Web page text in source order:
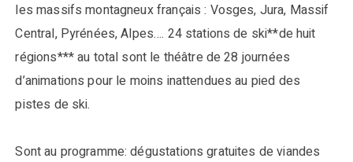
les massifs montagneux français : Vosges, Jura, Massif
Central, Pyrénées, Alpes…. 24 stations de ski**de huit
régions*** au total sont le théâtre de 28 journées
d’animations pour le moins inattendues au pied des
pistes de ski.
Sont au programme: dégustations gratuites de viandes